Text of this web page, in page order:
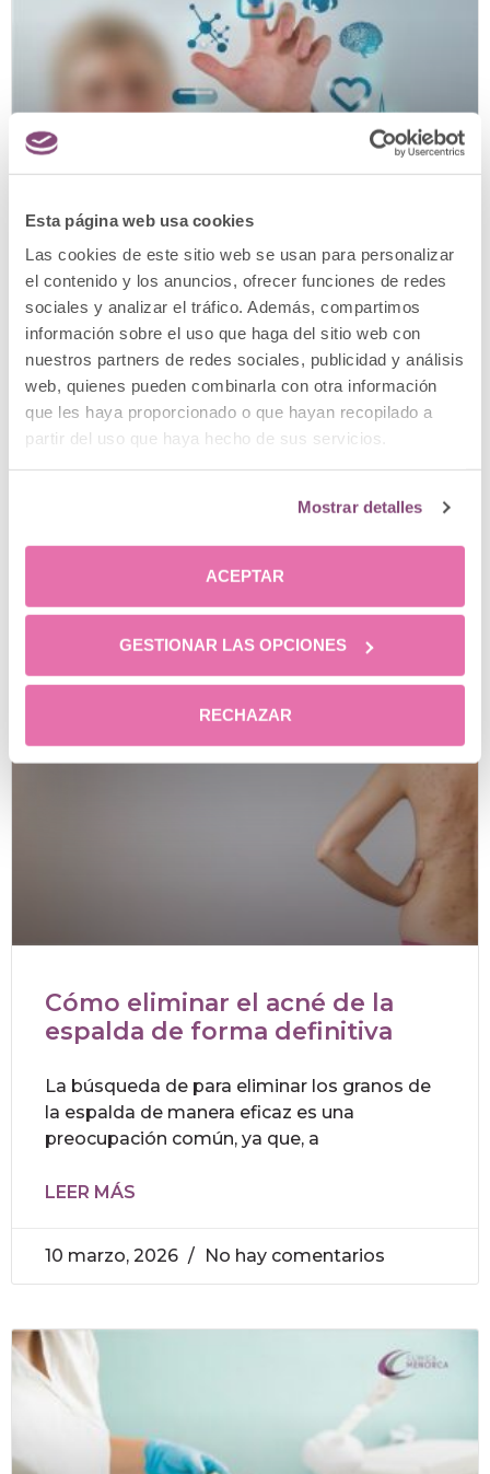
Esta página web usa cookies
Las cookies de este sitio web se usan para personalizar
el contenido y los anuncios, ofrecer funciones de redes
sociales y analizar el tráfico. Además, compartimos
información sobre el uso que haga del sitio web con
nuestros partners de redes sociales, publicidad y análisis
web, quienes pueden combinarla con otra información
que les haya proporcionado o que hayan recopilado a
partir del uso que haya hecho de sus servicios.
Mostrar detalles
ACEPTAR
GESTIONAR LAS OPCIONES
RECHAZAR
¿Qué es la medicina integrativa
y cómo puede beneficiarte?
En España, millones de personas conviven
con enfermedades crónicas, dolores
articulares y con el propio agotamiento
provocado por el ritmo
Cómo eliminar el acné de la
espalda de forma definitiva
La búsqueda de para eliminar los granos de
la espalda de manera eficaz es una
preocupación común, ya que, a
LEER MÁS
10 marzo, 2026 No hay comentarios